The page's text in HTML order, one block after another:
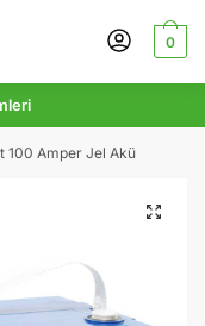
0
100 Amper Jel Akü
🔍